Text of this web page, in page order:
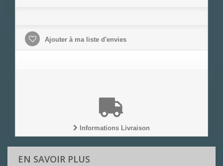
Ajouter à ma liste d'envies
Informations Livraison
EN SAVOIR PLUS